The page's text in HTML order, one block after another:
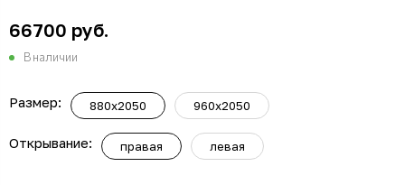
66700 руб.
В наличии
Размер: 880x2050 960x2050
Открывание: правая левая